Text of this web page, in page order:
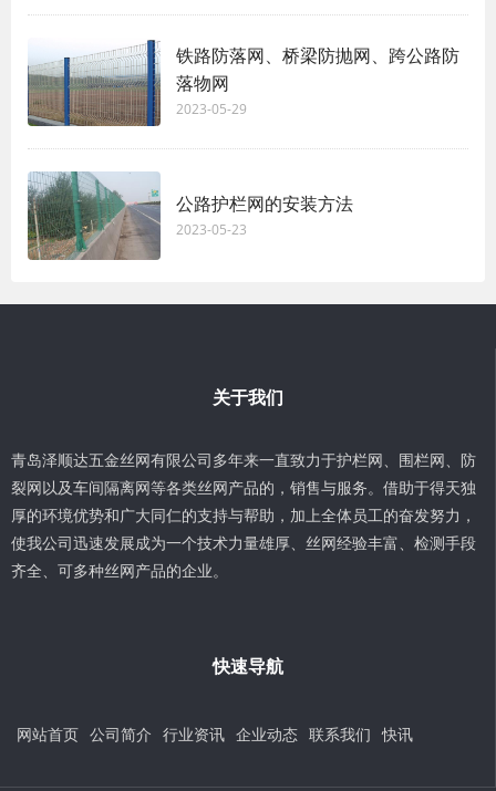
铁路防落网、桥梁防抛网、跨公路防
落物网
2023-05-29
公路护栏网的安装方法
2023-05-23
关于我们
青岛泽顺达五金丝网有限公司多年来一直致力于护栏网、围栏网、防
裂网以及车间隔离网等各类丝网产品的，销售与服务。借助于得天独
厚的环境优势和广大同仁的支持与帮助，加上全体员工的奋发努力，
使我公司迅速发展成为一个技术力量雄厚、丝网经验丰富、检测手段
齐全、可多种丝网产品的企业。
快速导航
网站首页 公司简介 行业资讯 企业动态 联系我们 快讯